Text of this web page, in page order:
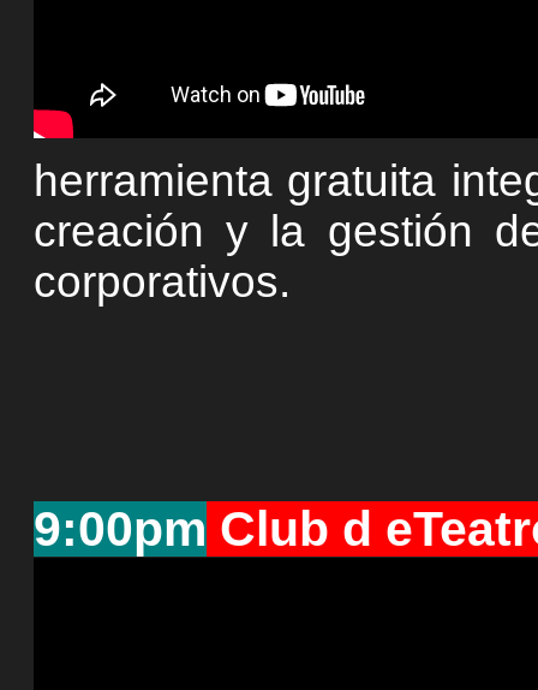
herramienta gratuita
creación y la gestión
corporativos.
9:00pm Club d